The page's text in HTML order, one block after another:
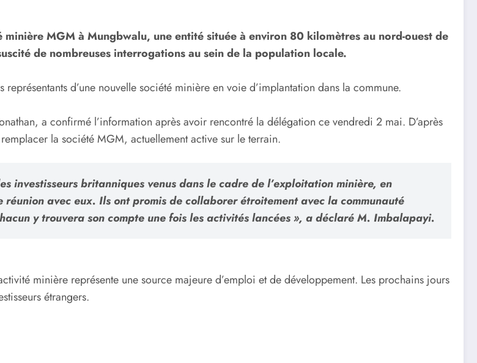
MGM à Mungbwalu, une entité située à environ 80 kilomètres au nord-ouest de
de nombreuses interrogations au sein de la population locale.
d’une nouvelle société minière en voie d’implantation dans la commune.
a confirmé l’information après avoir rencontré la délégation ce vendredi 2 mai. D’après
la société MGM, actuellement active sur le terrain.
investisseurs britanniques venus dans le cadre de l’exploitation minière, en
avec eux. Ils ont promis de collaborer étroitement avec la communauté
y trouvera son compte une fois les activités lancées », a déclaré M. Imbalapayi.
minière représente une source majeure d’emploi et de développement. Les prochains jours
étrangers.